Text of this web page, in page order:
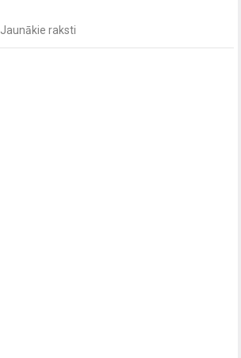
Jaunākie raksti